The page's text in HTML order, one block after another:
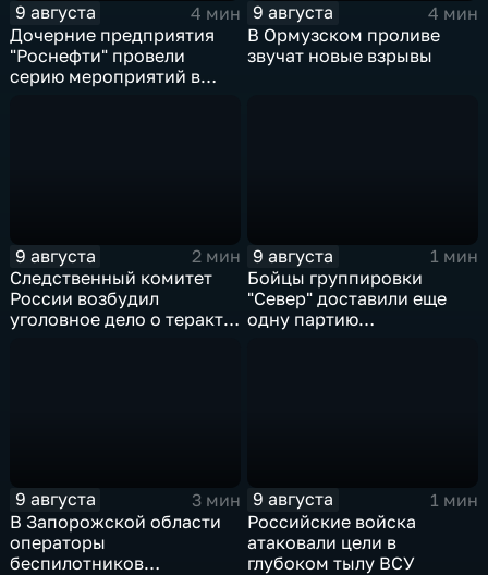
9 августа
4 мин
Дочерние предприятия
"Роснефти" провели
серию мероприятий в
9 августа
4 мин
В Ормузском проливе
звучат новые взрывы
9 августа
2 мин
Следственный комитет
России возбудил
уголовное дело о теракте
9 августа
1 мин
Бойцы группировки
"Север" доставили еще
одну партию
9 августа
3 мин
В Запорожской области
операторы
беспилотников
9 августа
1 мин
Российские войска
атаковали цели в
глубоком тылу ВСУ